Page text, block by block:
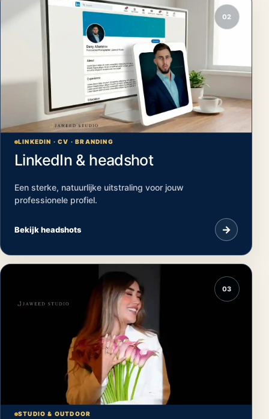
02
LINKEDIN · CV · BRANDING
LinkedIn & headshot
Een sterke, natuurlijke uitstraling voor jouw
professionele profiel.
Bekijk headshots →
03
STUDIO & OUTDOOR